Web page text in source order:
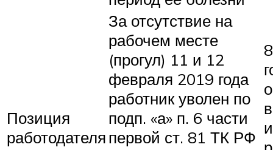
Позиция
работодателя
За отсутствие на
рабочем месте
(прогул) 11 и 12
февраля 2019 года
работник уволен по
подп. «а» п. 6 части
первой ст. 81 ТК РФ